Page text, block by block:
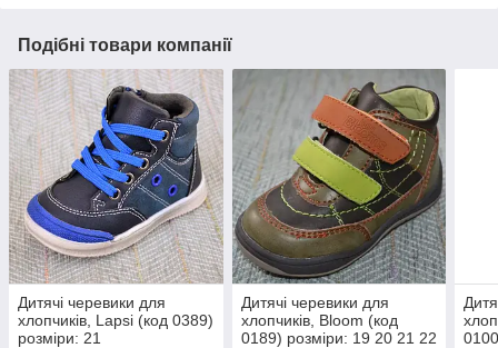
Подібні товари компанії
Дитячі черевики для
хлопчиків, Lapsi (код 0389)
розміри: 21
Дитячі черевики для
хлопчиків, Bloom (код
0189) розміри: 19 20 21 22